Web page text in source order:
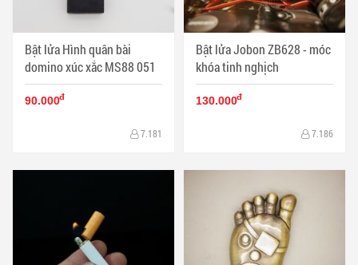
Bật lửa Hình quân bài
domino xúc xắc MS88 051
90.000đ
7.181
Bật lửa Jobon ZB628 - móc
khóa tinh nghịch
130.000đ
7.186